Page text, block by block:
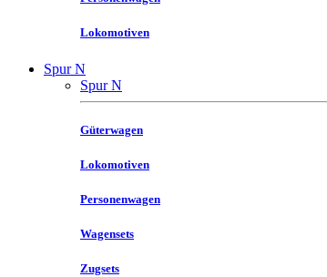
Lokomotiven
Spur N
Spur N
Güterwagen
Lokomotiven
Personenwagen
Wagensets
Zugsets